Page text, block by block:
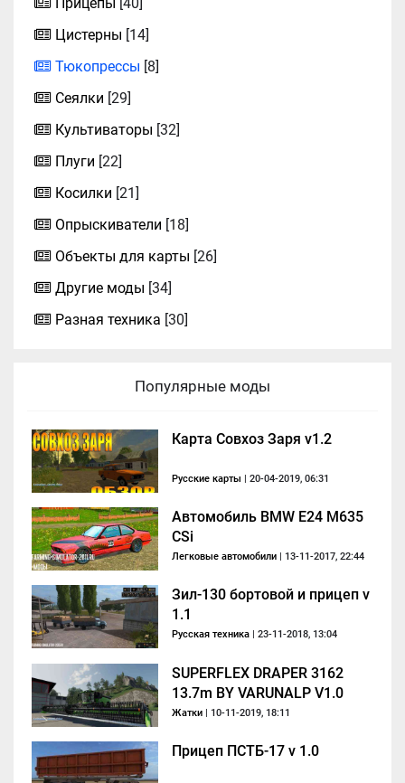
Цистерны [14]
Тюкопрессы [8]
Сеялки [29]
Культиваторы [32]
Плуги [22]
Косилки [21]
Опрыскиватели [18]
Объекты для карты [26]
Другие моды [34]
Разная техника [30]
Популярные моды
Карта Совхоз Заря v1.2
Русские карты | 20-04-2019, 06:31
Автомобиль BMW E24 M635
CSi
Легковые автомобили | 13-11-2017, 22:44
Зил-130 бортовой и прицеп v
1.1
Русская техника | 23-11-2018, 13:04
SUPERFLEX DRAPER 3162
13.7m BY VARUNALP V1.0
Жатки | 10-11-2019, 18:11
Прицеп ПСТБ-17 v 1.0